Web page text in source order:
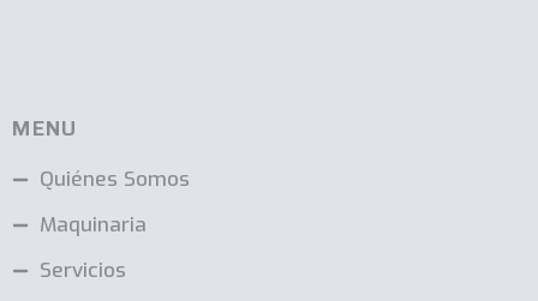
MENU
Quiénes Somos
Maquinaria
Servicios